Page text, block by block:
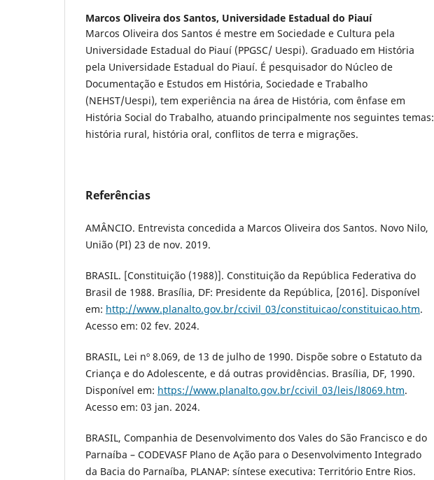
Marcos Oliveira dos Santos, Universidade Estadual do Piauí
Marcos Oliveira dos Santos é mestre em Sociedade e Cultura pela
Universidade Estadual do Piauí (PPGSC/ Uespi). Graduado em História
pela Universidade Estadual do Piauí. É pesquisador do Núcleo de
Documentação e Estudos em História, Sociedade e Trabalho
(NEHST/Uespi), tem experiência na área de História, com ênfase em
História Social do Trabalho, atuando principalmente nos seguintes temas:
história rural, história oral, conflitos de terra e migrações.
Referências
AMÂNCIO. Entrevista concedida a Marcos Oliveira dos Santos. Novo Nilo,
União (PI) 23 de nov. 2019.
BRASIL. [Constituição (1988)]. Constituição da República Federativa do
Brasil de 1988. Brasília, DF: Presidente da República, [2016]. Disponível
em: http://www.planalto.gov.br/ccivil_03/constituicao/constituicao.htm.
Acesso em: 02 fev. 2024.
BRASIL, Lei nº 8.069, de 13 de julho de 1990. Dispõe sobre o Estatuto da
Criança e do Adolescente, e dá outras providências. Brasília, DF, 1990.
Disponível em: https://www.planalto.gov.br/ccivil_03/leis/l8069.htm.
Acesso em: 03 jan. 2024.
BRASIL, Companhia de Desenvolvimento dos Vales do São Francisco e do
Parnaíba – CODEVASF Plano de Ação para o Desenvolvimento Integrado
da Bacia do Parnaíba, PLANAP: síntese executiva: Território Entre Rios.